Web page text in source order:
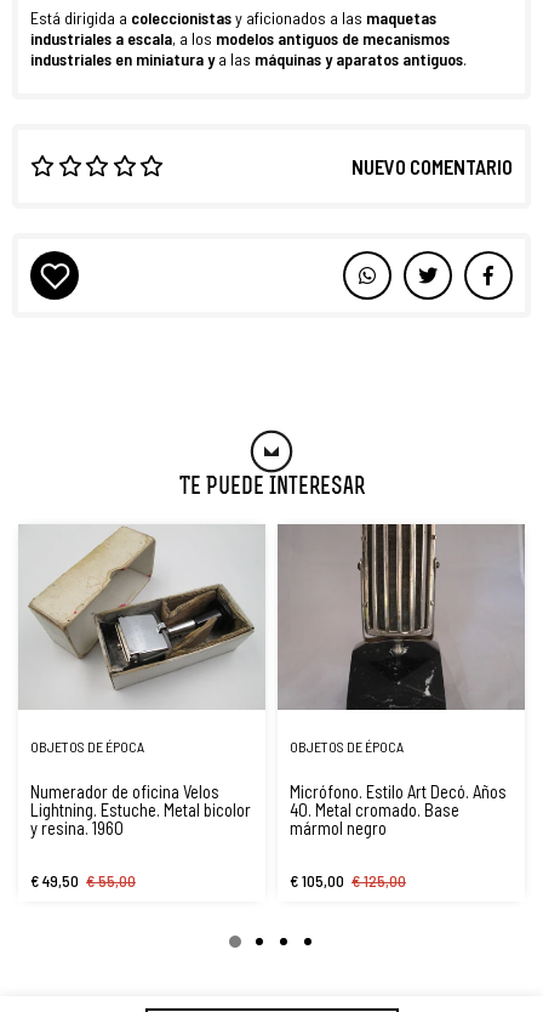
Está dirigida a coleccionistasy aficionados a las maquetas
industriales a escala, a los modelos antiguos de mecanismos
industriales en miniatura ya las máquinas y aparatos antiguos.
NUEVO COMENTARIO
Te Puede Interesar
OBJETOS DE ÉPOCA
Numerador de oficina Velos
Lightning. Estuche. Metal bicolor
y resina. 1960
€ 49,50 € 55,00
OBJETOS DE ÉPOCA
Micrófono. Estilo Art Decó. Años
40. Metal cromado. Base
mármol negro
€ 105,00 € 125,00